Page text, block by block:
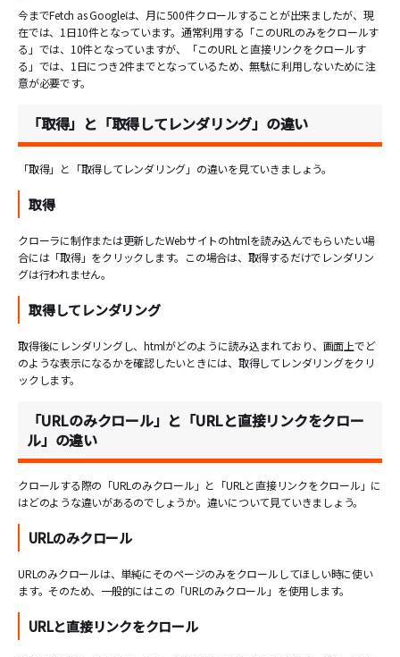
今までFetch as Googleは、月に500件クロールすることが出来ましたが、現
在では、1日10件となっています。通常利用する「このURLのみをクロールす
る」では、10件となっていますが、「このURL と直接リンクをクロールす
る」では、1日につき2件までとなっているため、無駄に利用しないために注
意が必要です。
「取得」と「取得してレンダリング」の違い
「取得」と「取得してレンダリング」の違いを見ていきましょう。
取得
クローラに制作または更新したWebサイトのhtmlを読み込んでもらいたい場
合には「取得」をクリックします。この場合は、取得するだけでレンダリン
グは行われません。
取得してレンダリング
取得後にレンダリングし、htmlがどのように読み込まれており、画面上でど
のような表示になるかを確認したいときには、取得してレンダリングをクリ
ックします。
「URLのみクロール」と「URLと直接リンクをクロー
ル」の違い
クロールする際の「URLのみクロール」と「URLと直接リンクをクロール」に
はどのような違いがあるのでしょうか。違いについて見ていきましょう。
URLのみクロール
URLのみクロールは、単純にそのページのみをクロールしてほしい時に使い
ます。そのため、一般的にはこの「URLのみクロール」を使用します。
URLと直接リンクをクロール